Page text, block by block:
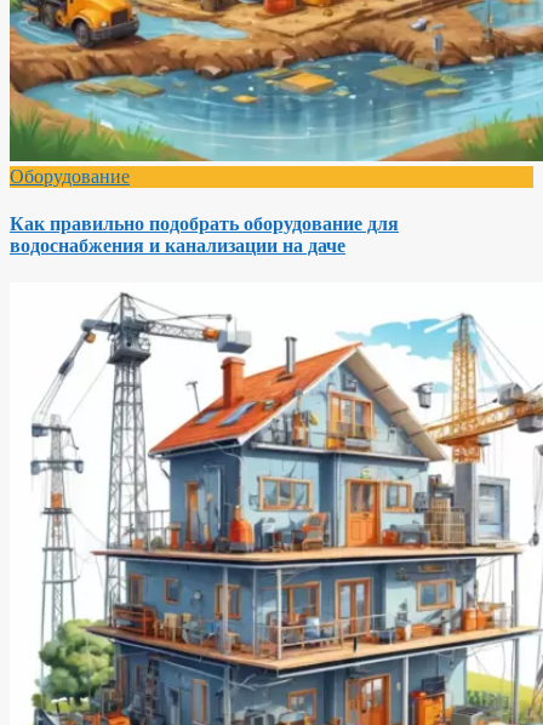
Оборудование
Как правильно подобрать оборудование для
водоснабжения и канализации на даче